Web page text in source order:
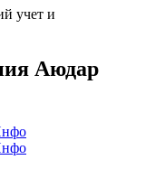
учет и
Аюдар